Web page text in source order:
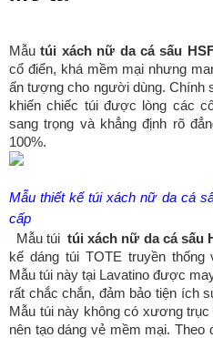
Mẫutúi xách nữ da cá sấu
cổ điển, khá mềm mại nhưng
ấn tượng cho người dùng. Chính
khiến chiếc túi được lòng các
sang trọng và khẳng định rõ
100%.
Mẫu thiết kế túi xách nữ da cá
cấp
Mẫu túitúi xách nữ da cá sấu
kế dáng túi TOTE truyền
Mẫu túi này tại Lavatino được
rất chắc chắn, đảm bảo tiện ích
Mẫu túi này không có xương
nên tạo dáng vẻ mềm mại.